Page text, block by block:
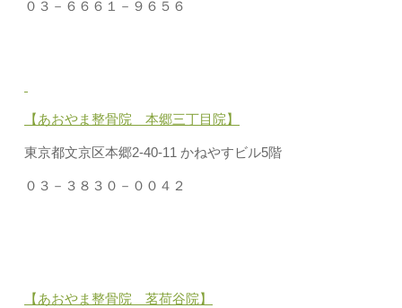
０３－６６６１－９６５６
【あおやま整骨院 本郷三丁目院】
東京都文京区本郷2-40-11 かねやすビル5階
０３－３８３０－００４２
【あおやま整骨院 茗荷谷院】